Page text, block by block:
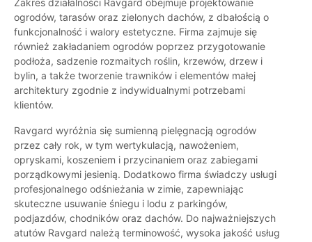
Zakres działalności Ravgard obejmuje projektowanie
ogrodów, tarasów oraz zielonych dachów, z dbałością o
funkcjonalność i walory estetyczne. Firma zajmuje się
również zakładaniem ogrodów poprzez przygotowanie
podłoża, sadzenie rozmaitych roślin, krzewów, drzew i
bylin, a także tworzenie trawników i elementów małej
architektury zgodnie z indywidualnymi potrzebami
klientów.
Ravgard wyróżnia się sumienną pielęgnacją ogrodów
przez cały rok, w tym wertykulacją, nawożeniem,
opryskami, koszeniem i przycinaniem oraz zabiegami
porządkowymi jesienią. Dodatkowo firma świadczy usługi
profesjonalnego odśnieżania w zimie, zapewniając
skuteczne usuwanie śniegu i lodu z parkingów,
podjazdów, chodników oraz dachów. Do najważniejszych
atutów Ravgard należą terminowość, wysoka jakość usług